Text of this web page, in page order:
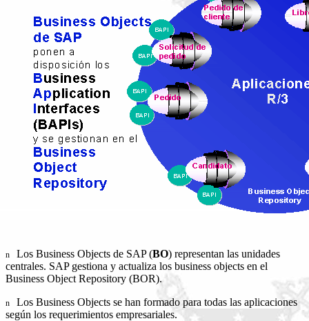
n Los Business Objects de SAP (BO) representan las unidades
centrales. SAP gestiona y actualiza los business objects en el
Business Object Repository (BOR).
n
Los Business Objects se han formado para todas las aplicaciones
según los requerimientos empresariales.